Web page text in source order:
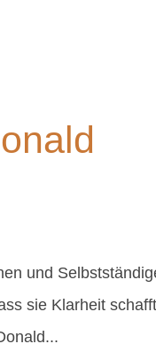
und
sie Klarheit